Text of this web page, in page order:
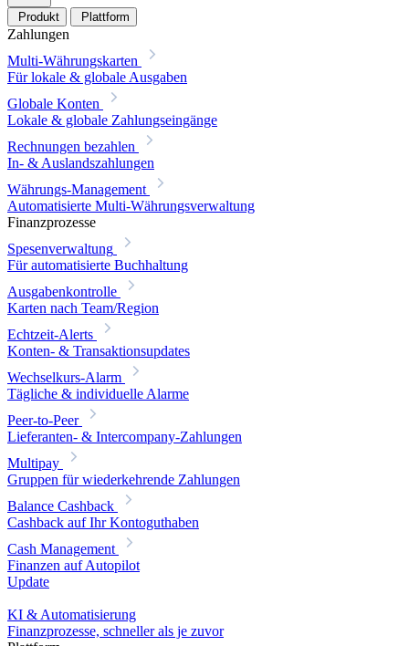
Produkt Plattform
Zahlungen
Multi-Währungskarten
Für lokale & globale Ausgaben
Globale Konten
Lokale & globale Zahlungseingänge
Rechnungen bezahlen
In- & Auslandszahlungen
Währungs-Management
Automatisierte Multi-Währungsverwaltung
Finanzprozesse
Spesenverwaltung
Für automatisierte Buchhaltung
Ausgabenkontrolle
Karten nach Team/Region
Echtzeit-Alerts
Konten- & Transaktionsupdates
Wechselkurs-Alarm
Tägliche & individuelle Alarme
Peer-to-Peer
Lieferanten- & Intercompany-Zahlungen
Multipay
Gruppen für wiederkehrende Zahlungen
Balance Cashback
Cashback auf Ihr Kontoguthaben
Cash Management
Finanzen auf Autopilot
Update
KI & Automatisierung
Finanzprozesse, schneller als je zuvor